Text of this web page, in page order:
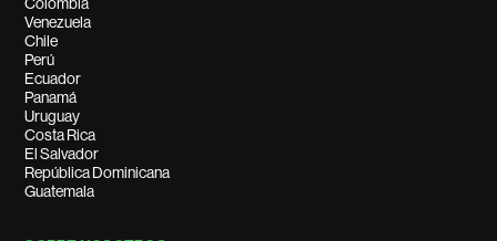
Venezuela
Chile
Perú
Ecuador
Panamá
Uruguay
Costa Rica
El Salvador
República Dominicana
Guatemala